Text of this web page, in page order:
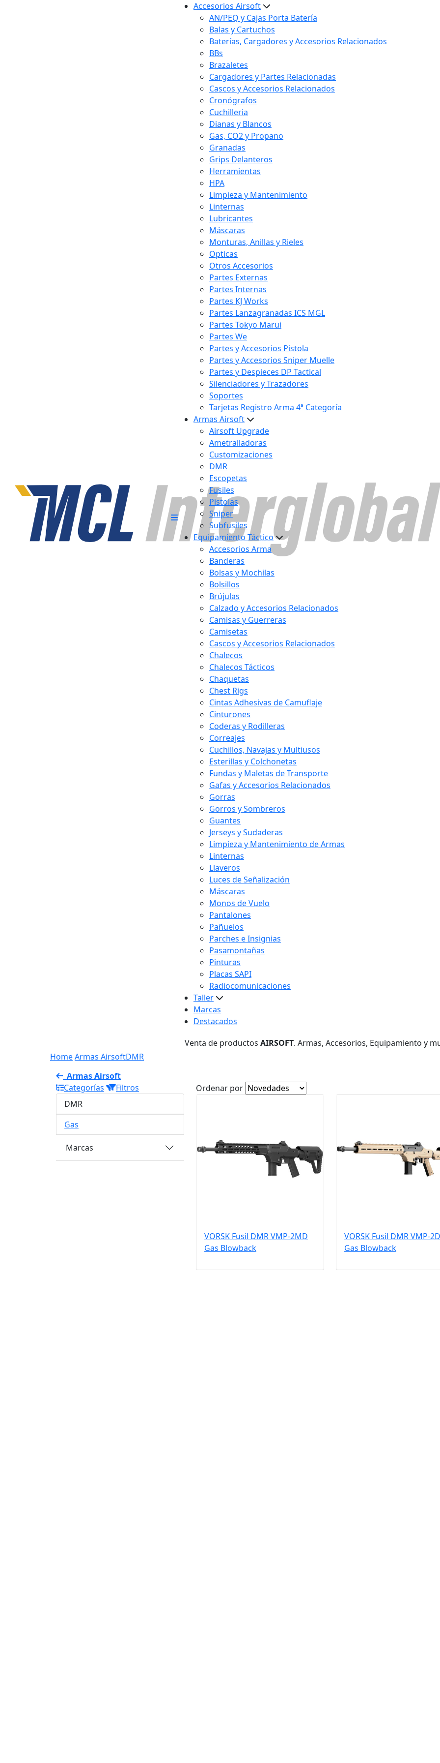
Accesorios Airsoft
AN/PEQ y Cajas Porta Batería
Balas y Cartuchos
Baterías, Cargadores y Accesorios Relacionados
BBs
Brazaletes
Cargadores y Partes Relacionadas
Cascos y Accesorios Relacionados
Cronógrafos
Cuchilleria
Dianas y Blancos
Gas, CO2 y Propano
Granadas
Grips Delanteros
Herramientas
HPA
Limpieza y Mantenimiento
Linternas
Lubricantes
Máscaras
Monturas, Anillas y Rieles
Opticas
Otros Accesorios
Partes Externas
Partes Internas
Partes KJ Works
Partes Lanzagranadas ICS MGL
Partes Tokyo Marui
Partes We
Partes y Accesorios Pistola
Partes y Accesorios Sniper Muelle
Partes y Despieces DP Tactical
Silenciadores y Trazadores
Soportes
Tarjetas Registro Arma 4ª Categoría
Armas Airsoft
Airsoft Upgrade
Ametralladoras
Customizaciones
DMR
Escopetas
Fusiles
Pistolas
Sniper
Subfusiles
Equipamiento Táctico
Accesorios Arma
Banderas
Bolsas y Mochilas
Bolsillos
Brújulas
Calzado y Accesorios Relacionados
Camisas y Guerreras
Camisetas
Cascos y Accesorios Relacionados
Chalecos
Chalecos Tácticos
Chaquetas
Chest Rigs
Cintas Adhesivas de Camuflaje
Cinturones
Coderas y Rodilleras
Correajes
Cuchillos, Navajas y Multiusos
Esterillas y Colchonetas
Fundas y Maletas de Transporte
Gafas y Accesorios Relacionados
Gorras
Gorros y Sombreros
Guantes
Jerseys y Sudaderas
Limpieza y Mantenimiento de Armas
Linternas
Llaveros
Luces de Señalización
Máscaras
Monos de Vuelo
Pantalones
Pañuelos
Parches e Insignias
Pasamontañas
Pinturas
Placas SAPI
Radiocomunicaciones
Taller
Marcas
Destacados
Venta de productos AIRSOFT. Armas, Accesorios, Equipamiento y
HomeArmas AirsoftDMR
Armas Airsoft
Categorías
Filtros
DMR
Gas
Marcas
Ordenar por
VORSK Fusil DMR VMP-2MD
Gas Blowback
VORSK Fusil DMR VMP-2D
Gas Blowback